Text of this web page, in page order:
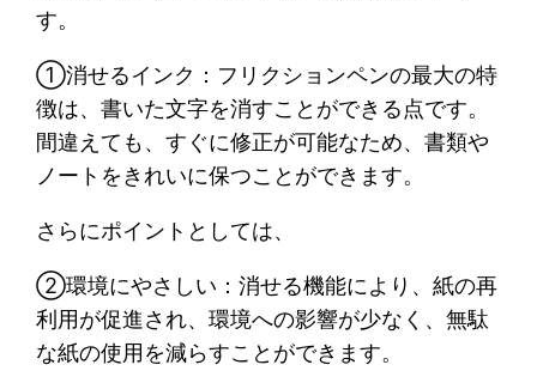
す。
①消せるインク：フリクションペンの最大の特
徴は、書いた文字を消すことができる点です。
間違えても、すぐに修正が可能なため、書類や
ノートをきれいに保つことができます。
さらにポイントとしては、
②環境にやさしい：消せる機能により、紙の再
利用が促進され、環境への影響が少なく、無駄
な紙の使用を減らすことができます。